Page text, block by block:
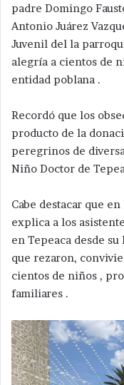
padre Domingo
Antonio Juárez
Juvenil del la
alegría a cientos de
entidad poblana .
Recordó que los
producto de la
peregrinos de
Niño Doctor de
Cabe destacar que
explica a los
en Tepeaca desde su
que rezaron,
cientos de niños ,
familiares .